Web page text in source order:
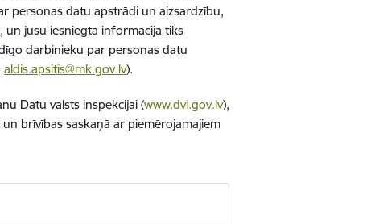
personas datu apstrādi un aizsardzību,
, un jūsu iesniegtā informācija tiks
darbinieku par personas datu
aldis.apsitis@mk.gov.lv).
Datu valsts inspekcijai(www.dvi.gov.lv),
brīvības saskaņā ar piemērojamajiem